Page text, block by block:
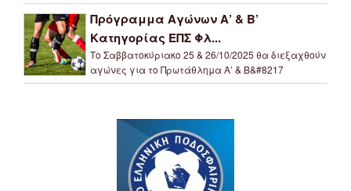
Πρόγραμμα Αγώνων Α’ & Β’
Κατηγορίας ΕΠΣ Φλ...
Το Σαββατοκύριακο 25 & 26/10/2025 θα διεξαχθούν
αγώνες για το Πρωτάθλημα Α’ & Β&#8217